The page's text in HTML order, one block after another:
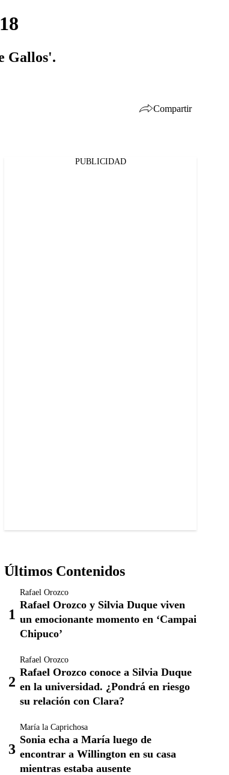
Gallos'.
Compartir
PUBLICIDAD
Últimos Contenidos
Rafael Orozco
Rafael Orozco y Silvia Duque viven
un emocionante momento en ‘Campai
Chipuco’
Rafael Orozco
Rafael Orozco conoce a Silvia Duque
en la universidad. ¿Pondrá en riesgo
su relación con Clara?
María la Caprichosa
Sonia echa a María luego de
encontrar a Willington en su casa
mientras estaba ausente